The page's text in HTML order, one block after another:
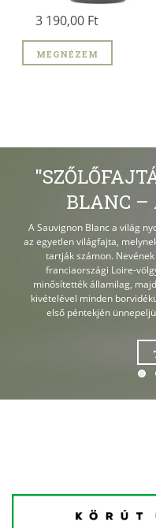
3 190,00 Ft
MEGNÉZEM
BLANC –
A Sauvignon Blanc a világ
az egyetlen világfajta,
tartják számon.
franciaországi Loire-
minősítették államilag,
kivételével minden
első péntekjén
"FEBRUÁR?
"VINCE-